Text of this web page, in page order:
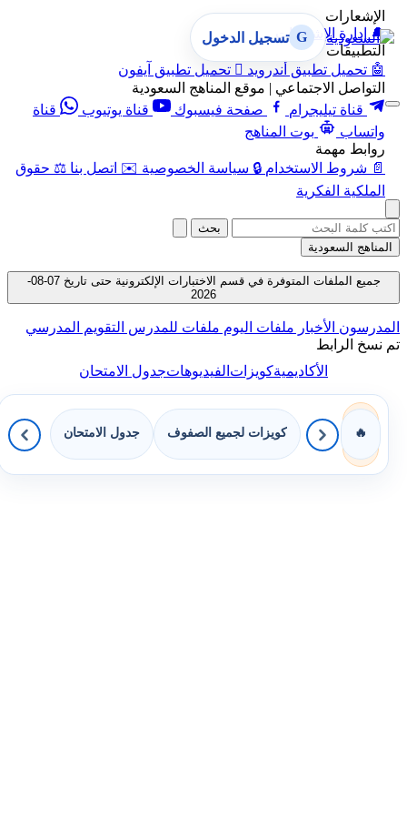
الإشعارات
🔔
إدارة الإشعارات
التطبيقات
🤖 تحميل تطبيق أندرويد  تحميل تطبيق آيفون
التواصل الاجتماعي | موقع المناهج السعودية
قناة تيليجرام
صفحة فيسبوك قناة يوتيوب
قناة
واتساب
بوت المناهج
روابط مهمة
📄 شروط الاستخدام 🔒 سياسة الخصوصية ✉️ اتصل بنا ⚖️ حقوق
الملكية الفكرية
G تسجيل الدخول
بحث
المناهج السعودية
جميع الملفات المتوفرة في قسم الاختبارات الإلكترونية حتى تاريخ 07-08-
2026
المدرسون الأخبار ملفات اليوم ملفات للمدرس التقويم المدرسي
تم نسخ الرابط
الأكاديميةكويزاتالفيديوهاتجدول الامتحان
🔥 كويزات لجميع الصفوف جدول الامتحان